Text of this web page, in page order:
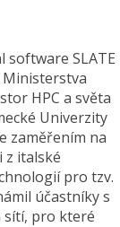
software SLATE
HPC a světa
Univerzity
zaměřením na
z italské
pro tzv.
účastníky s
sítí, pro které